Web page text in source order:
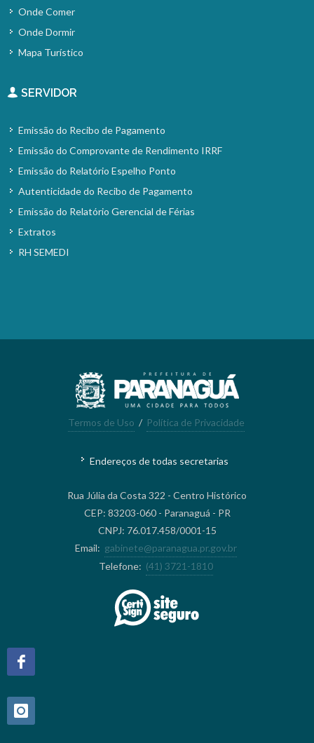
Onde Comer
Onde Dormir
Mapa Turístico
SERVIDOR
Emissão do Recibo de Pagamento
Emissão do Comprovante de Rendimento IRRF
Emissão do Relatório Espelho Ponto
Autenticidade do Recibo de Pagamento
Emissão do Relatório Gerencial de Férias
Extratos
RH SEMEDI
Termos de Uso / Política de Privacidade
Endereços de todas secretarias
Rua Júlia da Costa 322 - Centro Histórico
CEP: 83203-060 - Paranaguá - PR
CNPJ: 76.017.458/0001-15
Email: gabinete@paranagua.pr.gov.br
Telefone: (41) 3721-1810